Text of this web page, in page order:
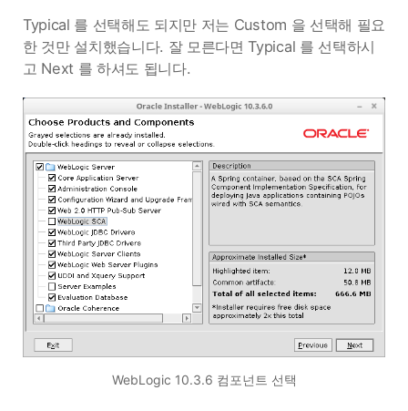
Typical 를 선택해도 되지만 저는 Custom 을 선택해 필요
한 것만 설치했습니다. 잘 모른다면 Typical 를 선택하시
고 Next 를 하셔도 됩니다.
WebLogic 10.3.6 컴포넌트 선택